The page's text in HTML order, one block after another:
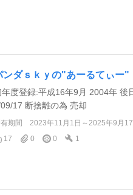
ンダｓｋｙの"あーるてぃー"
年度登録:平成16年9月 2004年 後
17 断捨離の為 売却
期間
2023年11月1日～2025年9月
17
0 0 1